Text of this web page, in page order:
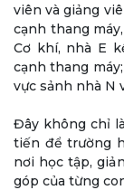
viên và giảng
cạnh thang
Cơ khí, nhà E
cạnh thang
vực sảnh nhà N
Đây không chỉ
tiến để trường
nơi học tập,
góp của từng